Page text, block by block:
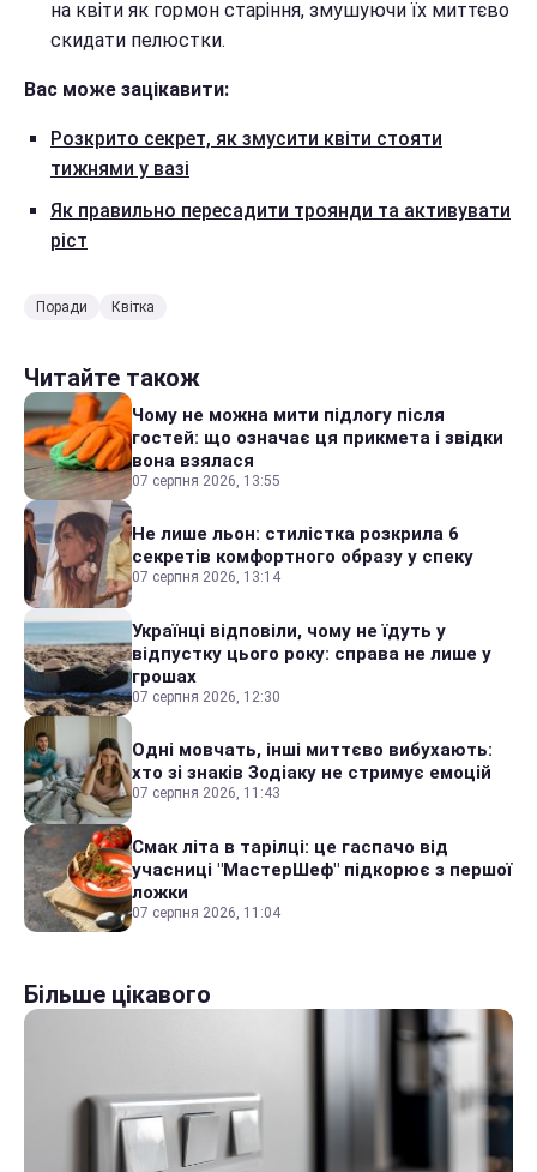
на квіти як гормон старіння, змушуючи їх миттєво
скидати пелюстки.
Вас може зацікавити:
Розкрито секрет, як змусити квіти стояти
тижнями у вазі
Як правильно пересадити троянди та активувати
ріст
Поради Квітка
Читайте також
Чому не можна мити підлогу після
гостей: що означає ця прикмета і звідки
вона взялася
07 серпня 2026, 13:55
Не лише льон: стилістка розкрила 6
секретів комфортного образу у спеку
07 серпня 2026, 13:14
Українці відповіли, чому не їдуть у
відпустку цього року: справа не лише у
грошах
07 серпня 2026, 12:30
Одні мовчать, інші миттєво вибухають:
хто зі знаків Зодіаку не стримує емоцій
07 серпня 2026, 11:43
Смак літа в тарілці: це гаспачо від
учасниці "МастерШеф" підкорює з першої
ложки
07 серпня 2026, 11:04
Більше цікавого